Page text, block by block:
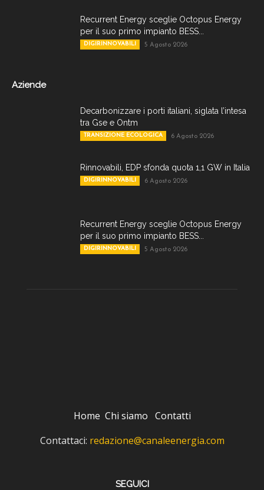
Recurrent Energy sceglie Octopus Energy
per il suo primo impianto BESS...
DIGIRINNOVABILI 5 Agosto 2026
Aziende
Decarbonizzare i porti italiani, siglata l’intesa
tra Gse e Ontm
TRANSIZIONE ECOLOGICA 6 Agosto 2026
Rinnovabili, EDP sfonda quota 1,1 GW in Italia
DIGIRINNOVABILI 6 Agosto 2026
Recurrent Energy sceglie Octopus Energy
per il suo primo impianto BESS...
DIGIRINNOVABILI 5 Agosto 2026
Home Chi siamo Contatti
Contattaci: redazione@canaleenergia.com
SEGUICI